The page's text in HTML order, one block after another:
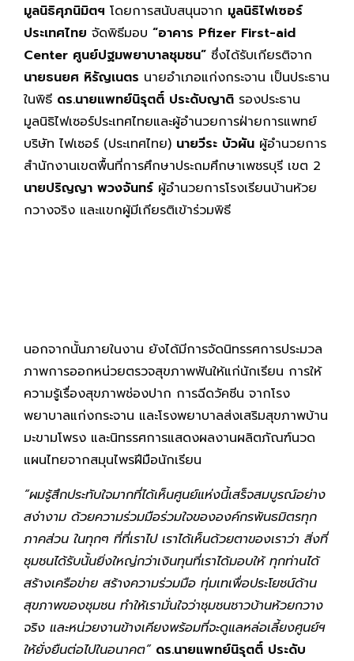
มูลนิธิศุภนิมิตฯ โดยการสนับสนุนจาก มูลนิธิไฟเซอร์
ประเทศไทย จัดพิธีมอบ “อาคาร Pfizer First-aid
Center ศูนย์ปฐมพยาบาลชุมชน” ซึ่งได้รับเกียรติจาก
นายธนยศ หิรัญเนตร นายอำเภอแก่งกระจาน เป็นประธาน
ในพิธี ดร.นายแพทย์นิรุตติ์ ประดับญาติ รองประธาน
มูลนิธิไฟเซอร์ประเทศไทยและผู้อำนวยการฝ่ายการแพทย์
บริษัท ไฟเซอร์ (ประเทศไทย) นายวีระ บัวผัน ผู้อำนวยการ
สำนักงานเขตพื้นที่การศึกษาประถมศึกษาเพชรบุรี เขต 2
นายปริญญา พวงจันทร์ ผู้อำนวยการโรงเรียนบ้านห้วย
กวางจริง และแขกผู้มีเกียรติเข้าร่วมพิธี
นอกจากนั้นภายในงาน ยังได้มีการจัดนิทรรศการประมวล
ภาพการออกหน่วยตรวจสุขภาพฟันให้แก่นักเรียน การให้
ความรู้เรื่องสุขภาพช่องปาก การฉีดวัคซีน จากโรง
พยาบาลแก่งกระจาน และโรงพยาบาลส่งเสริมสุขภาพบ้าน
มะขามโพรง และนิทรรศการแสดงผลงานผลิตภัณฑ์นวด
แผนไทยจากสมุนไพรฝีมือนักเรียน
“ผมรู้สึกประทับใจมากที่ได้เห็นศูนย์แห่งนี้เสร็จสมบูรณ์อย่าง
สง่างาม ด้วยความร่วมมือร่วมใจขององค์กรพันธมิตรทุก
ภาคส่วน ในทุกๆ ที่ที่เราไป เราได้เห็นด้วยตาของเราว่า สิ่งที่
ชุมชนได้รับนั้นยิ่งใหญ่กว่าเงินทุนที่เราได้มอบให้ ทุกท่านได้
สร้างเครือข่าย สร้างความร่วมมือ ทุ่มเทเพื่อประโยชน์ด้าน
สุขภาพของชุมชน ทำให้เรามั่นใจว่าชุมชนชาวบ้านห้วยกวาง
จริง และหน่วยงานข้างเคียงพร้อมที่จะดูแลหล่อเลี้ยงศูนย์ฯ
ให้ยั่งยืนต่อไปในอนาคต” ดร.นายแพทย์นิรุตติ์ ประดับ